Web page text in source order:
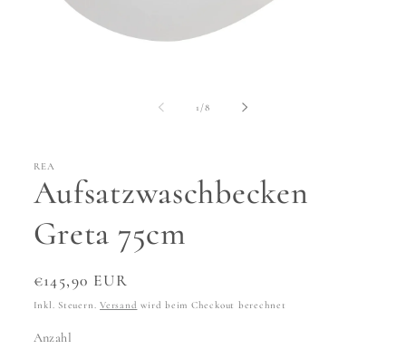
1 /von
8
REA
Aufsatzwaschbecken
Greta 75cm
Normaler
Preis
€145,90 EUR
Inkl. Steuern.Versand wird beim Checkout berechnet
Anzahl
Anzahl